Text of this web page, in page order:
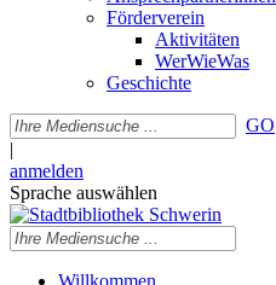
Förderverein
Aktivitäten
WerWieWas
Geschichte
GO
|
anmelden
Sprache auswählen
Willkommen